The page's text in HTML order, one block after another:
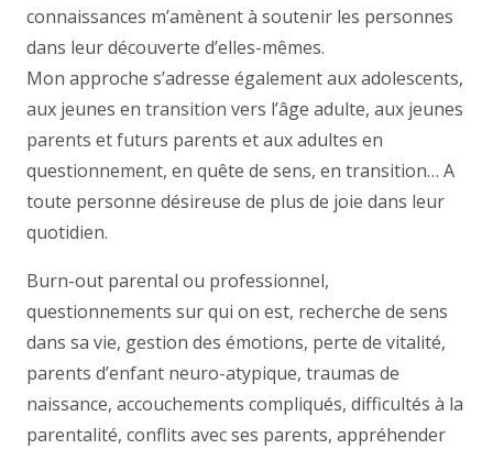
connaissances m’amènent à soutenir les personnes
dans leur découverte d’elles-mêmes.
Mon approche s’adresse également aux adolescents,
aux jeunes en transition vers l’âge adulte, aux jeunes
parents et futurs parents et aux adultes en
questionnement, en quête de sens, en transition… A
toute personne désireuse de plus de joie dans leur
quotidien.
Burn-out parental ou professionnel,
questionnements sur qui on est, recherche de sens
dans sa vie, gestion des émotions, perte de vitalité,
parents d’enfant neuro-atypique, traumas de
naissance, accouchements compliqués, difficultés à la
parentalité, conflits avec ses parents, appréhender